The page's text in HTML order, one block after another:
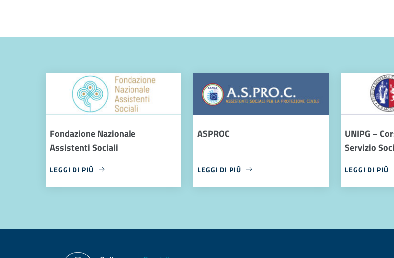
Fondazione Nazionale
Assistenti Sociali
LEGGI DI PIÙ
ASPROC
LEGGI DI PIÙ
UNIPG –
Servizio
LEGGI DI PIÙ